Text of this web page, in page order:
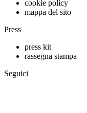
cookie policy
mappa del sito
Press
press kit
rassegna stampa
Seguici